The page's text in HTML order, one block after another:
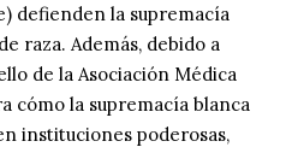
defienden la supremacía
raza. Además, debido a
de la Asociación Médica
cómo la supremacía blanca
instituciones poderosas,